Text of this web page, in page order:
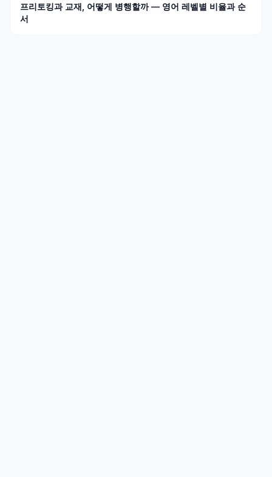
프리토킹과 교재, 어떻게 병행할까 — 영어 레벨별 비율과 순
서